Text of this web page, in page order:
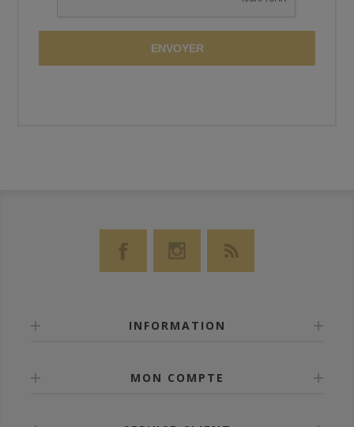
ENVOYER
INFORMATION
MON COMPTE